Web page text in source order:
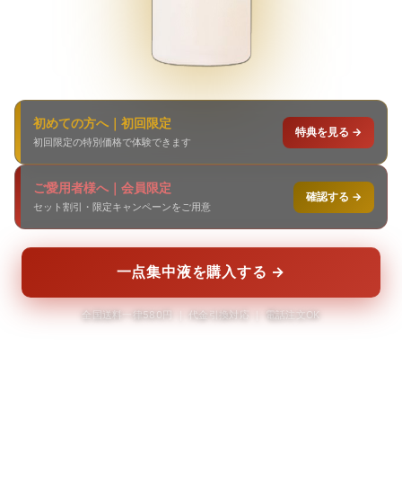
初めての方へ｜初回限定
初回限定の特別価格で体験できます
特典を見る →
ご愛用者様へ｜会員限定
セット割引・限定キャンペーンをご用意
確認する →
一点集中液を購入する →
全国送料一律580円 ｜ 代金引換対応 ｜ 電話注文OK